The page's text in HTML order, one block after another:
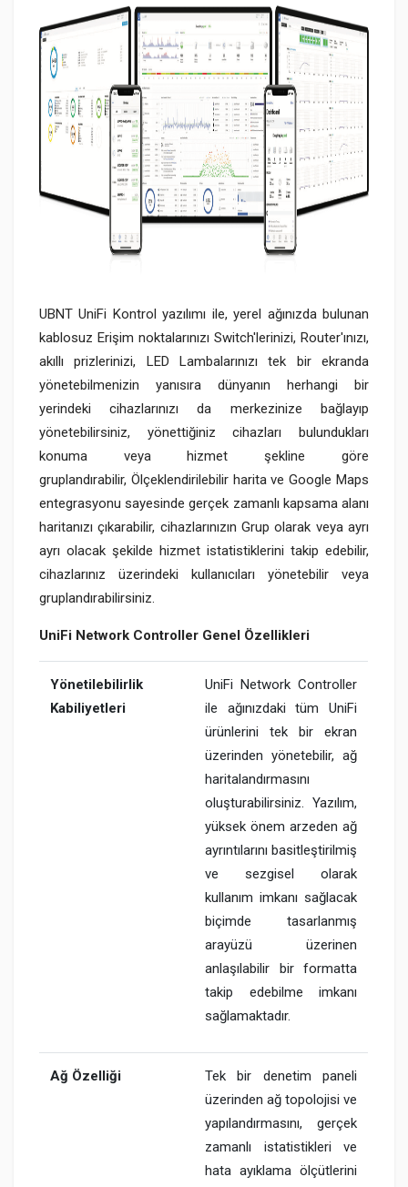
UBNT UniFi Kontrol yazılımı ile, yerel ağınızda bulunan
kablosuz Erişim noktalarınızı Switch'lerinizi, Router'ınızı,
akıllı prizlerinizi, LED Lambalarınızı tek bir ekranda
yönetebilmenizin yanısıra dünyanın herhangi bir
yerindeki cihazlarınızı da merkezinize bağlayıp
yönetebilirsiniz, yönettiğiniz cihazları bulundukları
konuma veya hizmet şekline göre
gruplandırabilir, Ölçeklendirilebilir harita ve Google Maps
entegrasyonu sayesinde gerçek zamanlı kapsama alanı
haritanızı çıkarabilir, cihazlarınızın Grup olarak veya ayrı
ayrı olacak şekilde hizmet istatistiklerini takip edebilir,
cihazlarınız üzerindeki kullanıcıları yönetebilir veya
gruplandırabilirsiniz.
UniFi Network Controller Genel Özellikleri
Yönetilebilirlik
Kabiliyetleri
UniFi Network Controller
ile ağınızdaki tüm UniFi
ürünlerini tek bir ekran
üzerinden yönetebilir, ağ
haritalandırmasını
oluşturabilirsiniz. Yazılım,
yüksek önem arzeden ağ
ayrıntılarını basitleştirilmiş
ve sezgisel olarak
kullanım imkanı sağlacak
biçimde tasarlanmış
arayüzü üzerinen
anlaşılabilir bir formatta
takip edebilme imkanı
sağlamaktadır.
Ağ Özelliği
Tek bir denetim paneli
üzerinden ağ topolojisi ve
yapılandırmasını, gerçek
zamanlı istatistikleri ve
hata ayıklama ölçütlerini